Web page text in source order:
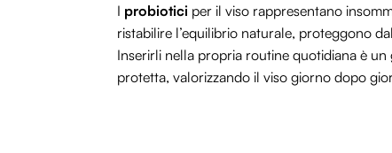
I probiotici per il viso rappresentano
ristabilire l’equilibrio naturale, proteggono
Inserirli nella propria routine quotidiana è
protetta, valorizzando il viso giorno dopo